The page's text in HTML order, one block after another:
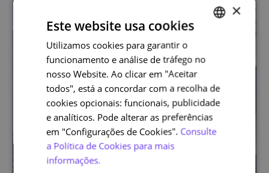
ENGLISH
×
Este website usa cookies
Utilizamos cookies para garantir o
funcionamento e análise de tráfego no
nosso Website. Ao clicar em "Aceitar
todos", está a concordar com a recolha de
cookies opcionais: funcionais, publicidade
e analíticos. Pode alterar as preferências
em "Configurações de Cookies". Consulte
a Política de Cookies para mais
informações.